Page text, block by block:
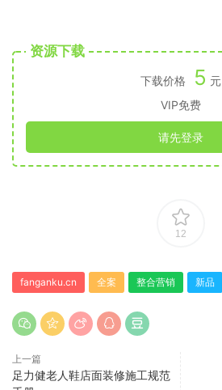
资源下载
下载价格 5 元
VIP免费
请先登录
12
fanganku.cn 全案 整合营销 新品
上一篇
足力健老人鞋店面装修施工规范